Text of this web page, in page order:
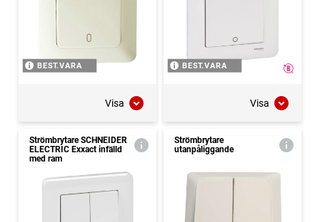
BEST.VARA
Visa
BEST.VARA
Visa
Strömbrytare SCHNEIDER
ELECTRIC Exxact infälld
med ram
Strömbrytare
utanpåliggande